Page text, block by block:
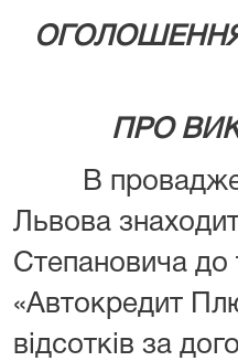
ОГОЛОШЕННЯ
ПРО
В
Львова
Степановича до
«Автокредит
відсотків за